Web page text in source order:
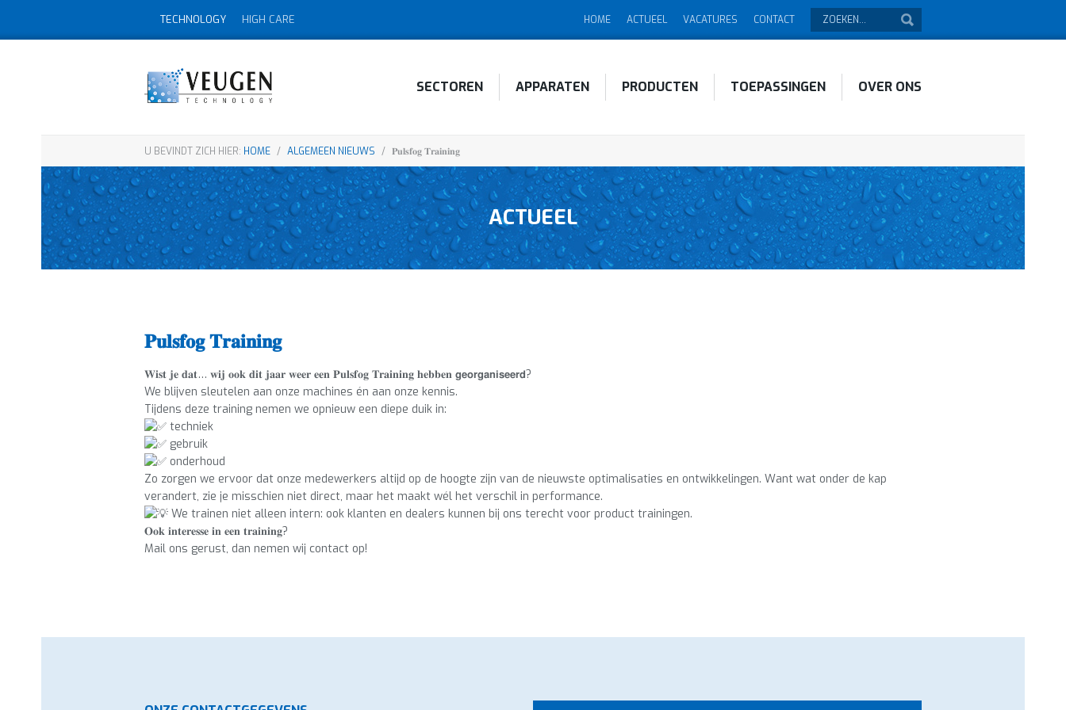
TECHNOLOGY HIGH CARE HOME ACTUEEL VACATURES CONTACT
SECTOREN APPARATEN PRODUCTEN TOEPASSINGEN OVER ONS
U BEVINDT ZICH HIER: HOME / ALGEMEEN NIEUWS / 𝐏𝐮𝐥𝐬𝐟𝐨𝐠 𝐓𝐫𝐚𝐢𝐧𝐢𝐧𝐠
ACTUEEL
𝐏𝐮𝐥𝐬𝐟𝐨𝐠 𝐓𝐫𝐚𝐢𝐧𝐢𝐧𝐠
𝐖𝐢𝐬𝐭 𝐣𝐞 𝐝𝐚𝐭… 𝐰𝐢𝐣 𝐨𝐨𝐤 𝐝𝐢𝐭 𝐣𝐚𝐚𝐫 𝐰𝐞𝐞𝐫 𝐞𝐞𝐧 𝐏𝐮𝐥𝐬𝐟𝐨𝐠 𝐓𝐫𝐚𝐢𝐧𝐢𝐧𝐠 𝐡𝐞𝐛𝐛𝐞𝐧 𝗴𝗲𝗼𝗿𝗴𝗮𝗻𝗶𝘀𝗲𝗲𝗿𝗱?
We blijven sleutelen aan onze machines én aan onze kennis.
Tijdens deze training nemen we opnieuw een diepe duik in:
techniek
gebruik
onderhoud
Zo zorgen we ervoor dat onze medewerkers altijd op de hoogte zijn van de nieuwste optimalisaties en ontwikkelingen. Want wat onder de kap
verandert, zie je misschien niet direct, maar het maakt wél het verschil in performance.
We trainen niet alleen intern: ook klanten en dealers kunnen bij ons terecht voor product trainingen.
𝐎𝐨𝐤 𝐢𝐧𝐭𝐞𝐫𝐞𝐬𝐬𝐞 𝐢𝐧 𝐞𝐞𝐧 𝐭𝐫𝐚𝐢𝐧𝐢𝐧𝐠?
Mail ons gerust, dan nemen wij contact op!